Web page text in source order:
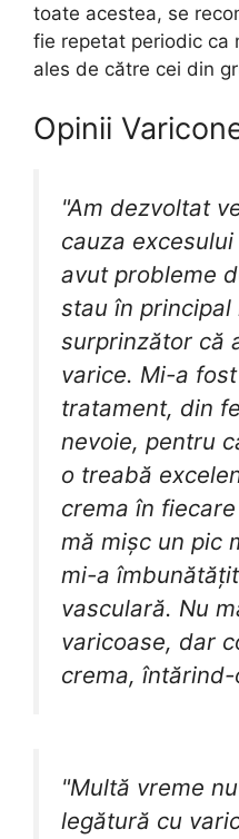
toate acestea, se
fie repetat periodic ca
ales de către cei din
Opinii
"Am dezvoltat
cauza
avut probleme
stau în
surprinzător că
varice. Mi-a
tratament, din
nevoie, pentru
o treabă
crema în
mă mișc un pic
mi-a
vasculară. Nu
varicoase, dar
crema, întărind-
"Multă vreme
legătură cu